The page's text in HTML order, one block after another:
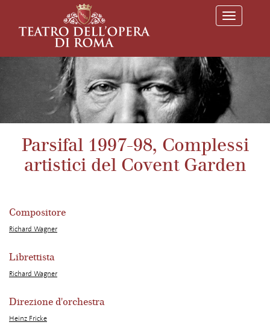
T
o
l
e
n
a
i
i
n
Parsifal 1997-98, Complessi
artistici del Covent Garden
Compositore
Richard Wagner
Librettista
Richard Wagner
Direzione d'orchestra
Heinz Fricke